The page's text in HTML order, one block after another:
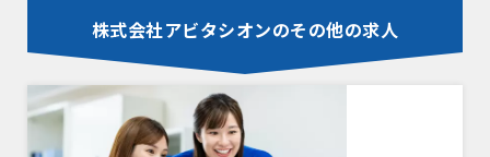
株式会社アビタシオンのその他の求人